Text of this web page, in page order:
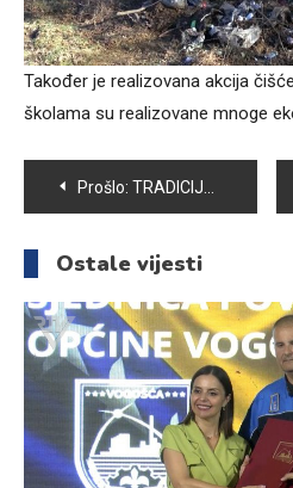
Također je realizovana akcija
školama su realizovane mnoge
Navigacija
članaka
Prošlo: TRADICIJA SE NASTAVLJA – OVOG VIKENDA SE ODRŽAVAJU ZIMSKE PLANINARSKE IGRE NA MOTKI
Ostale vijesti